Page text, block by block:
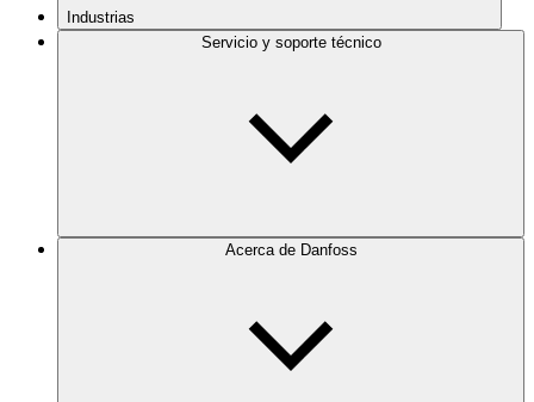
Industrias
Servicio y soporte técnico
Acerca de Danfoss